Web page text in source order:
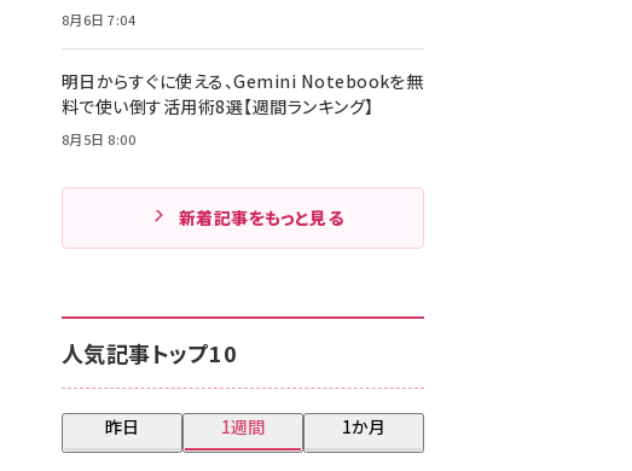
8月6日 7:04
明日からすぐに使える、Gemini Notebookを無
料で使い倒す活用術8選【週間ランキング】
8月5日 8:00
新着記事をもっと見る
人気記事トップ10
昨日 1週間 1か月